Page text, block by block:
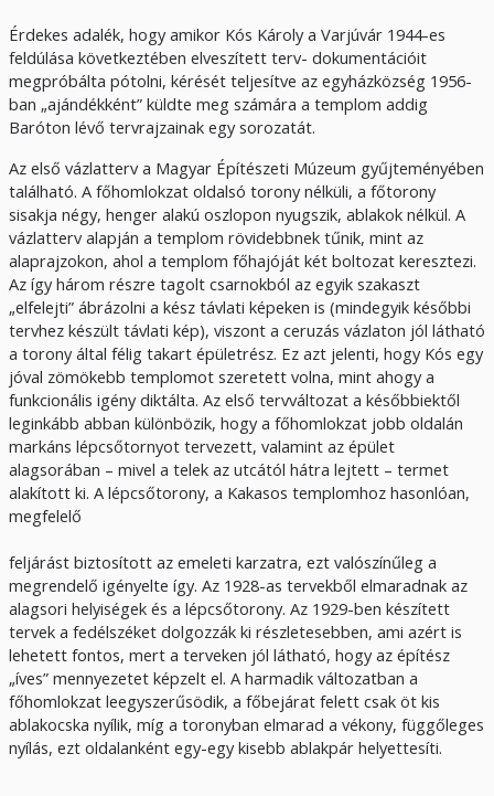
Érdekes adalék, hogy amikor Kós Károly a Varjúvár 1944-es
feldúlása következtében elveszített terv- dokumentációit
megpróbálta pótolni, kérését teljesítve az egyházközség 1956-
ban „ajándékként” küldte meg számára a templom addig
Baróton lévő tervrajzainak egy sorozatát.
Az első vázlatterv a Magyar Építészeti Múzeum gyűjteményében
található. A főhomlokzat oldalsó torony nélküli, a főtorony
sisakja négy, henger alakú oszlopon nyugszik, ablakok nélkül. A
vázlatterv alapján a templom rövidebbnek tűnik, mint az
alaprajzokon, ahol a templom főhajóját két boltozat keresztezi.
Az így három részre tagolt csarnokból az egyik szakaszt
„elfelejti” ábrázolni a kész távlati képeken is (mindegyik későbbi
tervhez készült távlati kép), viszont a ceruzás vázlaton jól látható
a torony által félig takart épületrész. Ez azt jelenti, hogy Kós egy
jóval zömökebb templomot szeretett volna, mint ahogy a
funkcionális igény diktálta. Az első tervváltozat a későbbiektől
leginkább abban különbözik, hogy a főhomlokzat jobb oldalán
markáns lépcsőtornyot tervezett, valamint az épület
alagsorában – mivel a telek az utcától hátra lejtett – termet
alakított ki. A lépcsőtorony, a Kakasos templomhoz hasonlóan,
megfelelő
feljárást biztosított az emeleti karzatra, ezt valószínűleg a
megrendelő igényelte így. Az 1928-as tervekből elmaradnak az
alagsori helyiségek és a lépcsőtorony. Az 1929-ben készített
tervek a fedélszéket dolgozzák ki részletesebben, ami azért is
lehetett fontos, mert a terveken jól látható, hogy az építész
„íves” mennyezetet képzelt el. A harmadik változatban a
főhomlokzat leegyszerűsödik, a főbejárat felett csak öt kis
ablakocska nyílik, míg a toronyban elmarad a vékony, függőleges
nyílás, ezt oldalanként egy-egy kisebb ablakpár helyettesíti.